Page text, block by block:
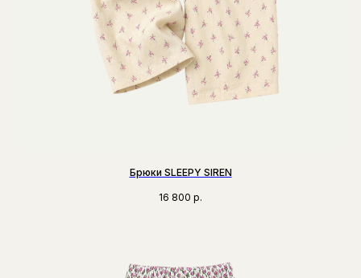
Брюки SLEEPY SIREN
16 800 р.